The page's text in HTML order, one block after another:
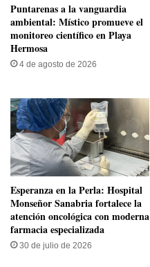
​Puntarenas a la vanguardia
ambiental: Místico promueve el
monitoreo científico en Playa
Hermosa
4 de agosto de 2026
​Esperanza en la Perla: Hospital
Monseñor Sanabria fortalece la
atención oncológica con moderna
farmacia especializada
30 de julio de 2026